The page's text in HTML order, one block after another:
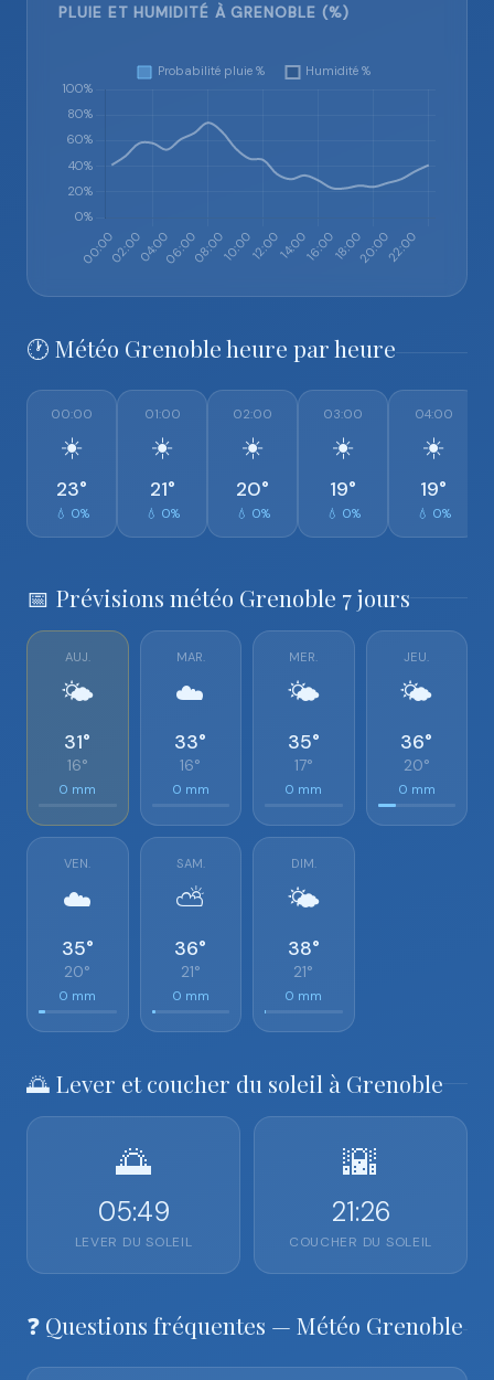
PLUIE ET HUMIDITÉ À GRENOBLE (%)
🕐 Météo Grenoble heure par heure
00:00
☀️
23°
💧 0%
01:00
☀️
21°
💧 0%
02:00
☀️
20°
💧 0%
03:00
☀️
19°
💧 0%
04:00
☀️
19°
💧 0%
📅 Prévisions météo Grenoble 7 jours
AUJ.
🌤️
31°
16°
0 mm
MAR.
☁️
33°
16°
0 mm
MER.
🌤️
35°
17°
0 mm
JEU.
🌤️
36°
20°
0 mm
VEN.
☁️
35°
20°
0 mm
SAM.
⛅
36°
21°
0 mm
DIM.
🌤️
38°
21°
0 mm
🌅 Lever et coucher du soleil à Grenoble
🌅
05:49
LEVER DU SOLEIL
🌇
21:26
COUCHER DU SOLEIL
❓ Questions fréquentes — Météo Grenoble